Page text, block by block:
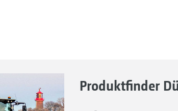
Produktfinder